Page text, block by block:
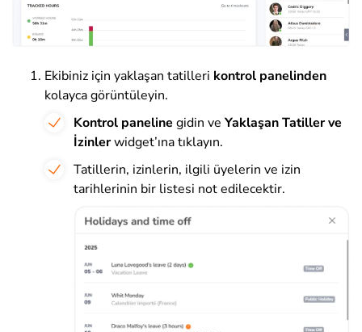
Ekibiniz için yaklaşan tatilleri kontrol panelinden
kolayca görüntüleyin.
Kontrol paneline gidin ve Yaklaşan Tatiller ve
İzinlerwidget’ına tıklayın.
Tatillerin, izinlerin, ilgili üyelerin ve izin
tarihlerinin bir listesi not edilecektir.